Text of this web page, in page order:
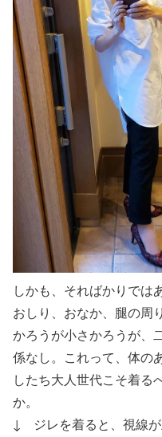
しかも、そればかりでは
おしり、おなか、腿の周
かろうが小さかろうが、
係なし。これって、 体の
したち大人世代こそ着る
か。
↓ ジレを着ると、視線